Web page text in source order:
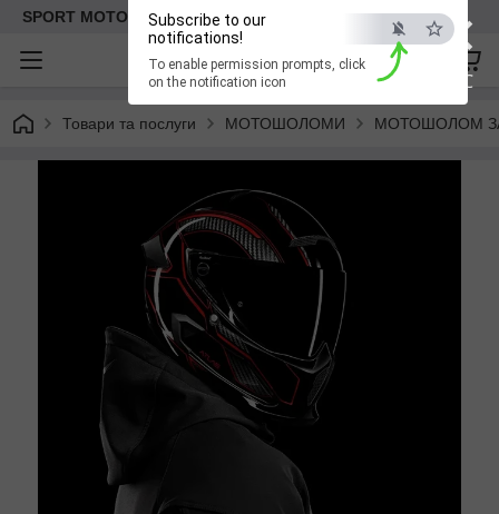
×
ESC
Subscribe to our
notifications!
To enable permission prompts, click
on the notification icon
SPORT MOTO | Інтернет-магазин мототоварів
Товари та послуги МОТОШОЛОМИ МОТОШОЛОМ